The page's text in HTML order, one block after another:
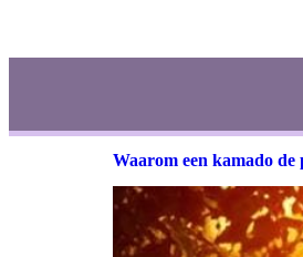
Waarom een kamado de